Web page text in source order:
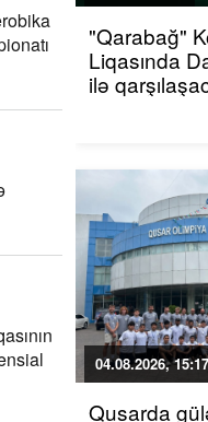
"Qarabağ"
Liqasında
ilə
04.08.2026, 15:17
Qusarda